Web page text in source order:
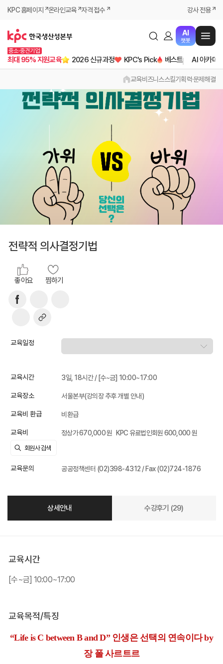
KPC 홈페이지 온라인교육 자격 접수 강사 전용
AI
챗봇
중소·중견기업
최대 95% 지원교육 2026 신규과정 KPC's Pick 베스트 AI 아카데
교육비즈니스스킬기획력·문제해결
전략적 의사결정기법
좋아요 찜하기
교육일정
교육시간 3일, 18시간 / [수~금] 10:00~17:00
교육장소 서울본부(강의장 추후 개별 안내)
교육비 환급 비환급
교육비 정상가 670,000 원 KPC 유료법인회원 600,000 원
교육문의 공공정책센터 (02)398-4312 / Fax (02)724-1876
상세안내 수강후기 (29)
교육시간
[수~금] 10:00~17:00
교육목적/특징
“Life is C between B and D” 인생은 선택의 연속이다by
장 폴 사르트르